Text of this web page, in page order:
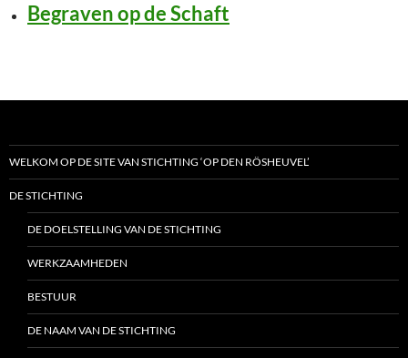
Begraven op de Schaft
WELKOM OP DE SITE VAN STICHTING ‘OP DEN RÖSHEUVEL’
DE STICHTING
DE DOELSTELLING VAN DE STICHTING
WERKZAAMHEDEN
BESTUUR
DE NAAM VAN DE STICHTING